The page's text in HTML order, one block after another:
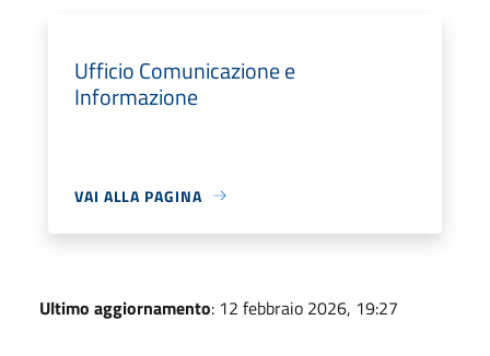
Ufficio Comunicazione e
Informazione
VAI ALLA PAGINA
Ultimo aggiornamento: 12 febbraio 2026, 19:27